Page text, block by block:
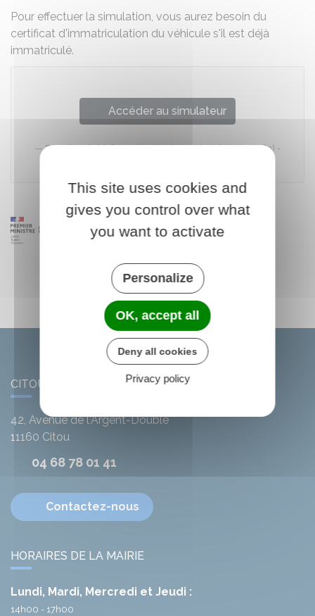
Pour effectuer la simulation, vous aurez besoin du
certificat d'immatriculation du véhicule s'il est déjà
immatriculé.
Accéder au simulateur
Direction de l'information légale et administrative (Dila) -
CITOU
42, Avenue de l'Argent-Double
11160 Citou
04 68 78 01 41
Contactez-nous
HORAIRES DE LA MAIRIE
Lundi, Mardi, Mercredi et Jeudi :
14h00 - 17h00
This site uses cookies and
gives you control over what
you want to activate
Personalize
OK, accept all
Deny all cookies
Privacy policy